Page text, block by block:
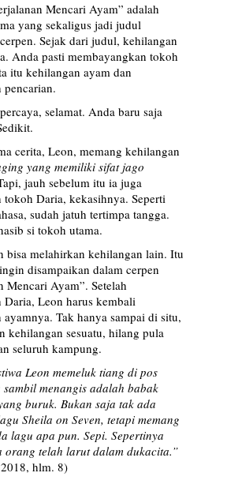
Mencari Ayam” adalah
yang sekaligus jadi judul
Sejak dari judul, kehilangan
Anda pasti membayangkan tokoh
itu kehilangan ayam dan
selamat. Anda baru saja
cerita, Leon, memang kehilangan
yang memiliki sifat jago
jauh sebelum itu ia juga
tokoh Daria, kekasihnya. Seperti
sudah jatuh tertimpa tangga.
si tokoh utama.
bisa melahirkan kehilangan lain. Itu
disampaikan dalam cerpen
Mencari Ayam”. Setelah
Daria, Leon harus kembali
ayamnya. Tak hanya sampai di situ,
kehilangan sesuatu, hilang pula
seluruh kampung.
Leon memeluk tiang di pos
menangis adalah babak
buruk. Bukan saja tak ada
Sheila on Seven, tetapi memang
lagu apa pun. Sepi. Sepertinya
orang telah larut dalam dukacita.”
hlm. 8)